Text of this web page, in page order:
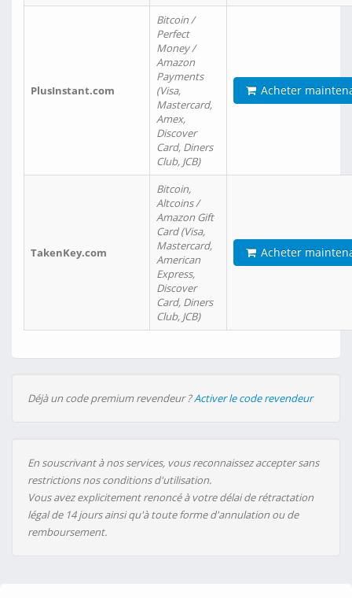
PlusInstant.com
Bitcoin /
Perfect
Money /
Amazon
Payments
(Visa,
Mastercard,
Amex,
Discover
Card, Diners
Club, JCB)
Acheter
TakenKey.com
Bitcoin,
Altcoins /
Amazon Gift
Card (Visa,
Mastercard,
American
Express,
Discover
Card, Diners
Club, JCB)
Acheter
Déjà un code premium revendeur ?Activer le code revendeur
En souscrivant à nos services, vous reconnaissez accepter sans
restrictions nos conditions d'utilisation.
Vous avez explicitement renoncé à votre délai de rétractation
légal de 14 jours ainsi qu'à toute forme d'annulation ou de
remboursement.